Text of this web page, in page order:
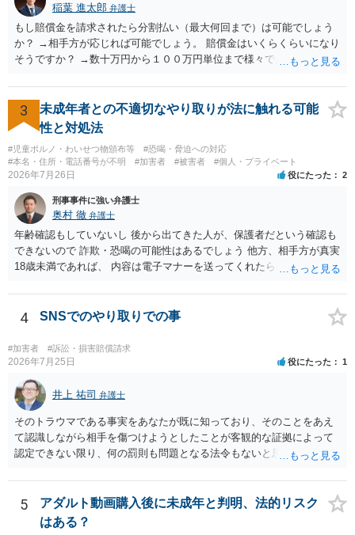
稲葉 進太郎 弁護士
もし賠償金を請求されたら分割払い（最大何回まで）は可能でしょう
か？ →相手方が応じれば可能でしょう。 賠償金はいくらくらいになり
そうですか？ →数十万円から１００万円単位まで様々であり、不明で
渉が行われ、双方合意に至れば支払が開始され、決裂して相手方が訴
訟提起を選択すれば訴訟の中で解決がなされる流れが通常です。
3
未成年者との不適切なやり取りが法に触れる可能
性と対処法
#児童ポルノ・わいせつ物頒布等
#恐喝・脅迫への対応
#本名・住所・電話番号が不明
#加害者 #被害者 #個人・プライベート
2026年7月26日 役にたった 2
刑事事件に強い弁護士
奥村 徹 弁護士
年齢確認もしていないし 後から出てきた人が、保護者だという確認も
できないので 詐欺・恐喝の可能性はあるでしょう 他方、相手方が真実
18歳未満であれば、 内容は電子マナーを送ってくれたら自慰行為など
画の尺は10分ほど、服を着たままで胸を触って欲しい、などの要望を
して、要求された金額(1000円程度)の電子マネーを送信してしまいま
欲しい、住んでいる都道府県と区を教えてと言われたので教えたりと
言ったやり取りをしていました。 というやりとりは、青少年条例違反
（わいせつ行為）の疑いがあります。18歳未満と知らなくても処罰可
能です。
4 SNSでのやり取りでの事
#加害者 #訴訟・損害賠償請求
2026年7月25日 役にたった 1
井上 祐司 弁護士
そのトラウマである事実をあなたが既に知っており、そのことをあえ
て認識しながら相手を傷つけようとしたことが客観的な証拠によって
認定できない限り、何の罰則も問題となる法令もないと思われます。
5
アダルト動画購入後に未成年と判明、法的リスク
はある？